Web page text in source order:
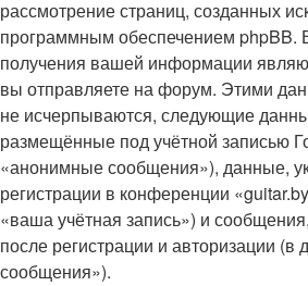
рассмотрение страниц, созданных
программным обеспечением phpBB.
получения вашей информации
вы отправляете на форум. Этими
не исчерпываются, следующие
размещённые под учётной записью
«анонимные сообщения»), данные,
регистрации в конференции
«ваша учётная запись») и
после регистрации и авторизации
сообщения»).